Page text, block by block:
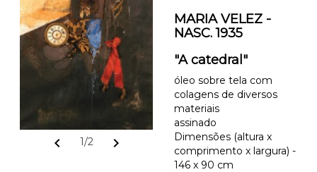
chevron_left 1/2 chevron_right
MARIA VELEZ -
NASC. 1935
"A catedral"
óleo sobre tela com
colagens de diversos
materiais
assinado
Dimensões (altura x
comprimento x largura) -
146 x 90 cm